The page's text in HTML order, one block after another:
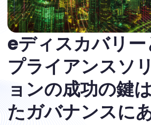
eディスカバリ
プライアンスソ
ョンの成功の鍵
たガバナンスに